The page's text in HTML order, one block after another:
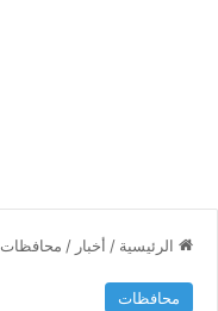
الرئيسية / أخبار / محافظات
محافظات